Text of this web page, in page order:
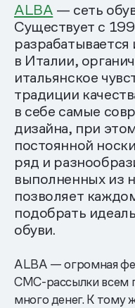
ALBA — сеть
Существует с
разрабатывается
в Италии,
итальянское
традиции
в себе самые
дизайна, при
постоянной
ряд и
выполненных из
позволяет
подобрать
обуви.
ALBA — огромная
СМС-рассылки всем
много денег. К тому